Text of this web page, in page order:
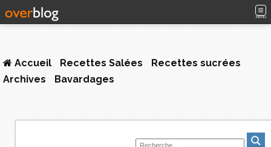
MENU
Accueil Recettes Salées
Recettes sucrées
Archives
Bavardages